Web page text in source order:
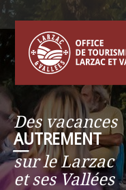
Des vacances
AUTREMENT
__
sur le Larzac
et ses Vallées